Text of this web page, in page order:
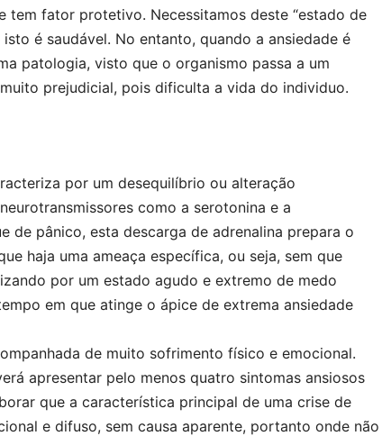
tem fator protetivo. Necessitamos deste “estado de
é saudável. No entanto, quando a ansiedade é
patologia, visto que o organismo passa a um
prejudicial, pois dificulta a vida do individuo.
por um desequilíbrio ou alteração
como a serotonina e a
de pânico, esta descarga de adrenalina prepara o
haja uma ameaça específica, ou seja, sem que
por um estado agudo e extremo de medo
em que atinge o ápice de extrema ansiedade
de muito sofrimento físico e emocional.
apresentar pelo menos quatro sintomas ansiosos
que a característica principal de uma crise de
e difuso, sem causa aparente, portanto onde não